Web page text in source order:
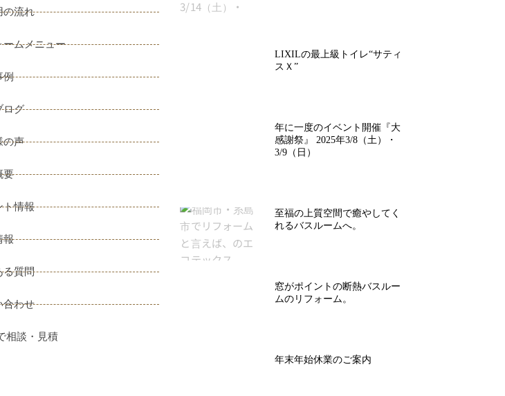
の流れ
ームメニュー
例
ログ
の声
要
ト情報
報
る質問
合わせ
相談・見積
LIXILの最上級トイレ“サティ
スＸ”
年に一度のイベント開催『大
感謝祭』 2025年3/8（土）・
3/9（日）
至福の上質空間で癒やしてく
れるバスルームへ。
窓がポイントの断熱バスルー
ムのリフォーム。
年末年始休業のご案内